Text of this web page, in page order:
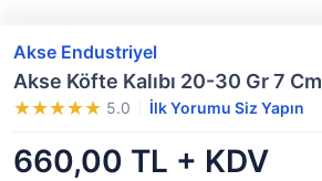
Akse Endustriyel
Akse Köfte Kalıbı 20-30 Gr 7 Cm
5.0 İlk Yorumu Siz Yapın
660,00 TL + KDV